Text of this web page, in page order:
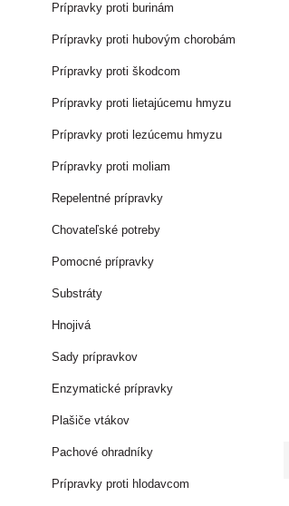
Prípravky proti burinám
Prípravky proti hubovým chorobám
Prípravky proti škodcom
Prípravky proti lietajúcemu hmyzu
Prípravky proti lezúcemu hmyzu
Prípravky proti moliam
Repelentné prípravky
Chovateľské potreby
Pomocné prípravky
Substráty
Hnojivá
Sady prípravkov
Enzymatické prípravky
Plašiče vtákov
Pachové ohradníky
Prípravky proti hlodavcom